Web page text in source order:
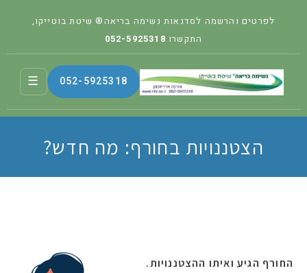
לפרטים והרשמה לסדנאות נשימה בריאה® שיטת בוטייקו,
התקשרו 052-5925318
052-5925318
☰
הצטננויות בחורף: מה חדש?
החורף הגיע ואיתו ההצטננויות.